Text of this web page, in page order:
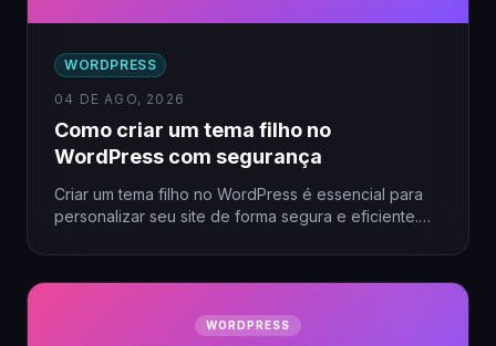
WORDPRESS
04 DE AGO, 2026
Como criar um tema filho no
WordPress com segurança
Criar um tema filho no WordPress é essencial para
personalizar seu site de forma segura e eficiente.
WORDPRESS